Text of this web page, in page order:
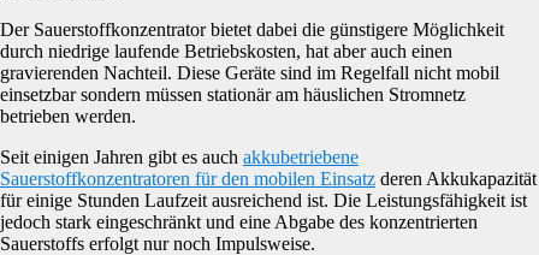
Der Sauerstoffkonzentrator bietet dabei die günstigere Möglichkeit
durch niedrige laufende Betriebskosten, hat aber auch einen
gravierenden Nachteil. Diese Geräte sind im Regelfall nicht mobil
einsetzbar sondern müssen stationär am häuslichen Stromnetz
betrieben werden.
Seit einigen Jahren gibt es auch akkubetriebene
Sauerstoffkonzentratoren für den mobilen Einsatz deren Akkukapazität
für einige Stunden Laufzeit ausreichend ist. Die Leistungsfähigkeit ist
jedoch stark eingeschränkt und eine Abgabe des konzentrierten
Sauerstoffs erfolgt nur noch Impulsweise.